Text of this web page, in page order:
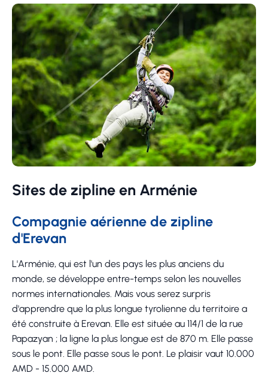
Sites de zipline en Arménie
Compagnie aérienne de zipline
d'Erevan
L'Arménie, qui est l'un des pays les plus anciens du
monde, se développe entre-temps selon les nouvelles
normes internationales. Mais vous serez surpris
d'apprendre que la plus longue tyrolienne du territoire a
été construite à Erevan. Elle est située au 114/1 de la rue
Papazyan ; la ligne la plus longue est de 870 m. Elle passe
sous le pont. Elle passe sous le pont. Le plaisir vaut 10.000
AMD - 15.000 AMD.